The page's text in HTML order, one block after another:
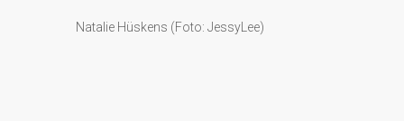
Natalie Hüskens (Foto: JessyLee)